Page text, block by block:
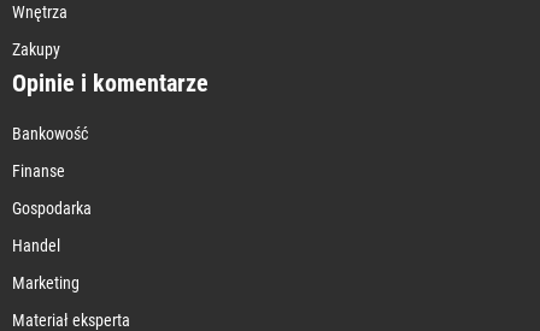
Wnętrza
Zakupy
Opinie i komentarze
Bankowość
Finanse
Gospodarka
Handel
Marketing
Materiał eksperta